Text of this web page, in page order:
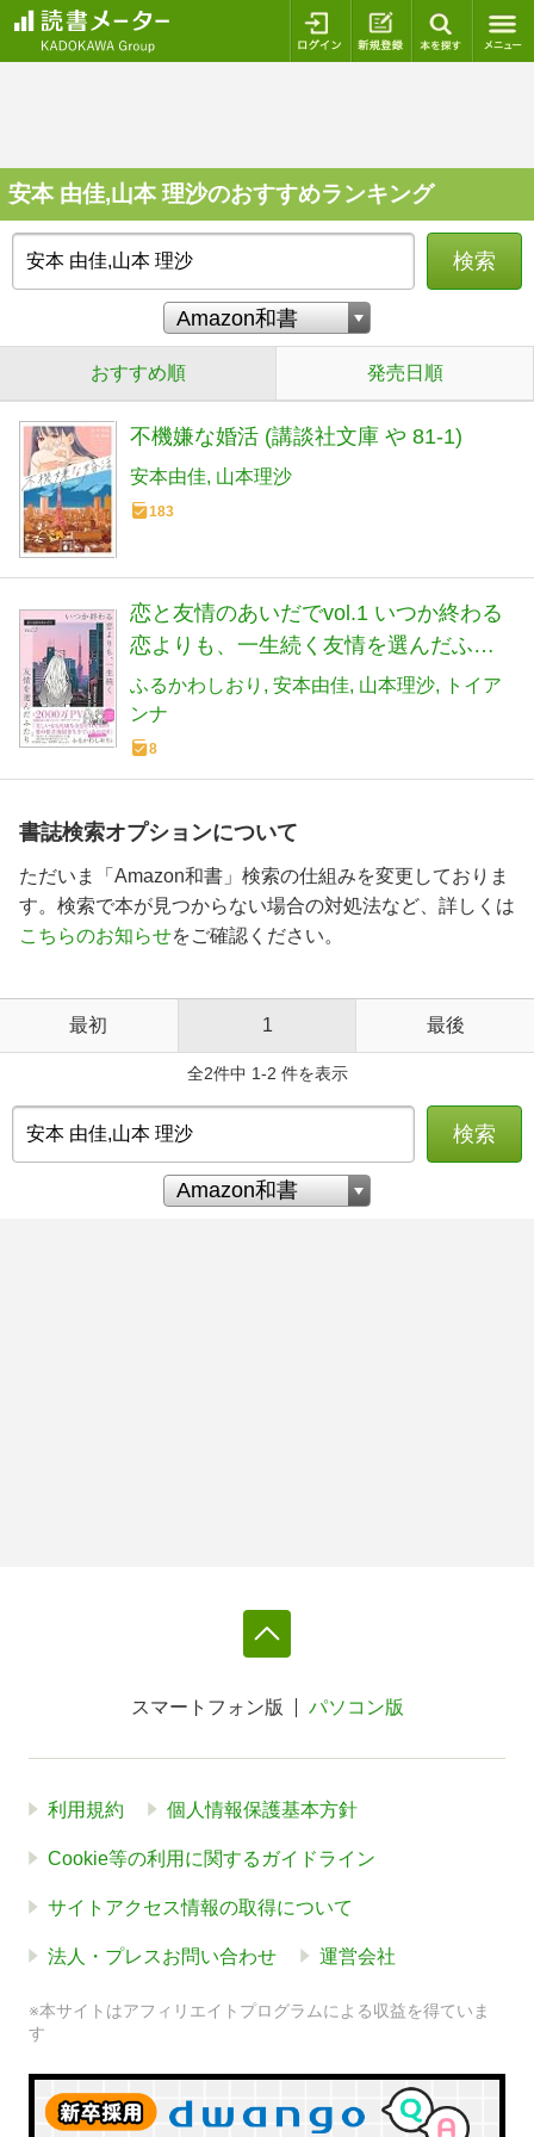
ログイン 新規登録
安本 由佳,山本 理沙のおすすめランキング
検索
おすすめ順 発売日順
不機嫌な婚活 (講談社文庫 や 81-1)
安本由佳 山本理沙
183
恋と友情のあいだでvol.1 いつか終わる
恋よりも、一生続く友情を選んだふた
り
ふるかわしおり 安本由佳 山本理沙
トイア
ンナ
8
書誌検索オプションについて
ただいま「Amazon和書」検索の仕組みを変更しておりま
す。検索で本が見つからない場合の対処法など、詳しくは
こちらのお知らせをご確認ください。
最初 1 最後
全2件中 1-2 件を表示
検索
スマートフォン版 パソコン版
利用規約 個人情報保護基本方針
Cookie等の利用に関するガイドライン
サイトアクセス情報の取得について
法人・プレスお問い合わせ 運営会社
※本サイトはアフィリエイトプログラムによる収益を得ていま
す